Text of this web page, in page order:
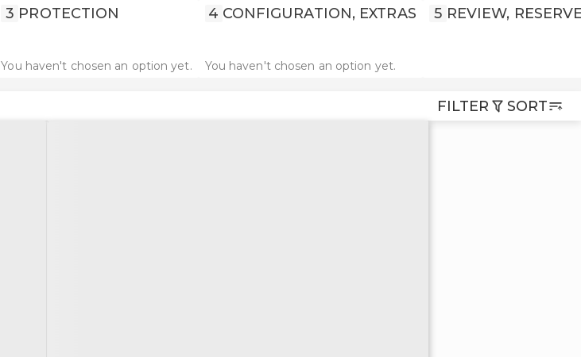
3 PROTECTION
You haven't chosen an option yet.
4 CONFIGURATION, EXTRAS
You haven't chosen an option yet.
5 REVIEW,
FILTER SORT